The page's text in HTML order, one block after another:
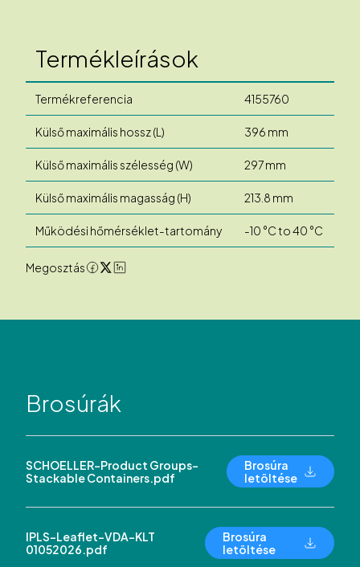
Termékleírások
Termékreferencia 4155760
Külső maximális hossz (L) 396 mm
Külső maximális szélesség (W) 297 mm
Külső maximális magasság (H) 213.8 mm
Működési hőmérséklet-tartomány -10 °C to 40 °C
Megosztás
Brosúrák
SCHOELLER-Product Groups-
Stackable Containers.pdf
Brosúra
letöltése
IPLS-Leaflet-VDA-KLT
01052026.pdf
Brosúra
letöltése